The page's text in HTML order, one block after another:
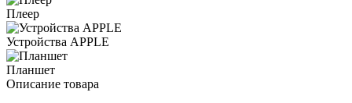
Плеер
Устройства APPLE
Планшет
Описание товара